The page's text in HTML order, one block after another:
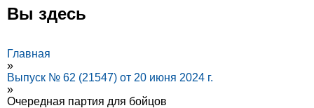
Вы здесь
Главная
»
Выпуск № 62 (21547) от 20 июня 2024 г.
»
Очередная партия для бойцов